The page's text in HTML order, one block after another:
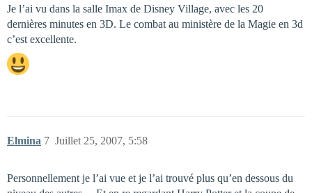
Je l’ai vu dans la salle Imax de Disney Village, avec les 20
dernières minutes en 3D. Le combat au ministère de la Magie en 3d
c’est excellente.
Elmina Juillet 25, 2007, 5:58
7
Personnellement je l’ai vue et je l’ai trouvé plus qu’en dessous du